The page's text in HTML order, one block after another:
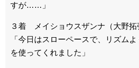
すが……」
３着 メイショウスザンナ（大野拓
「今日はスローペースで、リズム
を使ってくれました」